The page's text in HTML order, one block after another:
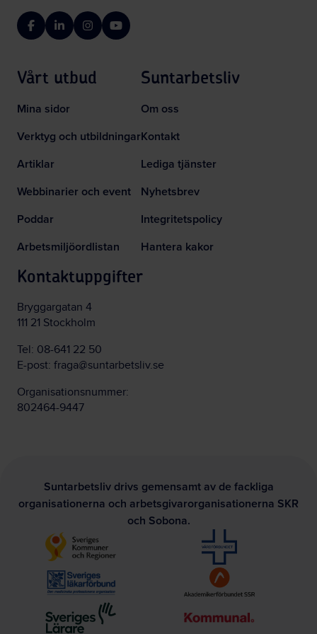
FacebookLinkedInInstagramYouTube
Vårt utbud
Mina sidor
Verktyg och utbildningar
Artiklar
Webbinarier och event
Poddar
Arbetsmiljöordlistan
Suntarbetsliv
Om oss
Kontakt
Lediga tjänster
Nyhetsbrev
Integritetspolicy
Hantera kakor
Kontaktuppgifter
Bryggargatan 4
111 21 Stockholm
Tel: 08-641 22 50
E-post: fraga@suntarbetsliv.se
Organisationsnummer:
802464-9447
Suntarbetsliv drivs gemensamt av de fackliga
organisationerna och arbetsgivarorganisationerna SKR
och Sobona.